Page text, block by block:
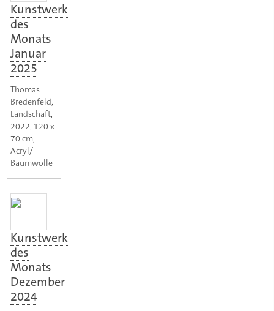
Kunstwerk
des
Monats
Januar
2025
Thomas
Bredenfeld,
Landschaft,
2022, 120 x
70 cm,
Acryl/
Baumwolle
Kunstwerk
des
Monats
Dezember
2024